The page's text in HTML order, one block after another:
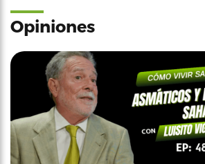
Opiniones